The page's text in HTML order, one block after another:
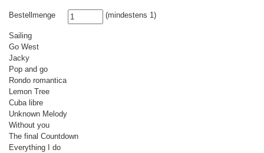
Bestellmenge (mindestens 1)
Sailing
Go West
Jacky
Pop and go
Rondo romantica
Lemon Tree
Cuba libre
Unknown Melody
Without you
The final Countdown
Everything I do